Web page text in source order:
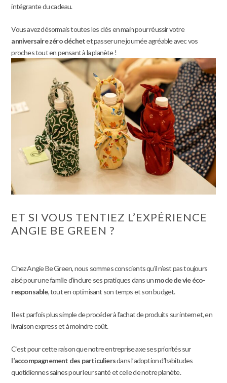
intégrante du cadeau.
Vous avez désormais toutes les clés en main pour réussir votre
anniversaire zéro déchetet passer une journée agréable avec vos
proches tout en pensant à la planète !
ET SI VOUS TENTIEZ L’EXPÉRIENCE
ANGIE BE GREEN ?
Chez Angie Be Green, nous sommes conscients qu’il n’est pas toujours
aisé pour une famille d’inclure ses pratiques dans unmode de vie éco-
responsable, tout en optimisant son temps et son budget.
Il est parfois plus simple de procéder à l’achat de produits sur internet, en
livraison express et à moindre coût.
C’est pour cette raison que notre entreprise axe ses priorités sur
l’accompagnement des particuliersdans l’adoption d’habitudes
quotidiennes saines pour leur santé et celle de notre planète.